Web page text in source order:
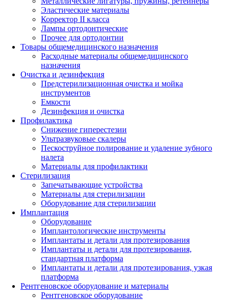
Эластические материалы
Корректор II класса
Лампы ортодонтические
Прочее для ортодонтии
Товары общемедицинского назначения
Расходные материалы общемедицинского
назначения
Очистка и дезинфекция
Предстерилизационная очистка и мойка
инструментов
Емкости
Дезинфекция и очистка
Профилактика
Снижение гиперестезии
Ультразвуковые скалеры
Пескоструйное полирование и удаление зубного
налета
Материалы для профилактики
Стерилизация
Запечатывающие устройства
Материалы для стерилизации
Оборудование для стерилизации
Имплантация
Оборудование
Имплантологические инструменты
Имплантаты и детали для протезирования
Имплантаты и детали для протезирования,
стандартная платформа
Имплантаты и детали для протезирования, узкая
платформа
Рентгеновское оборудование и материалы
Рентгеновское оборудование